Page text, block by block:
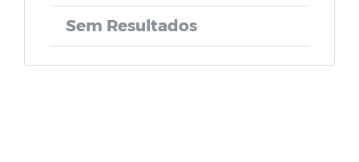
Conselhos Municipais
Conselho Tutelar
Plano Municipal Anual
Sem Resultados